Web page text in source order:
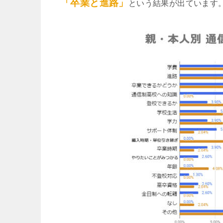
「卒業と進路」 という結果が出ています